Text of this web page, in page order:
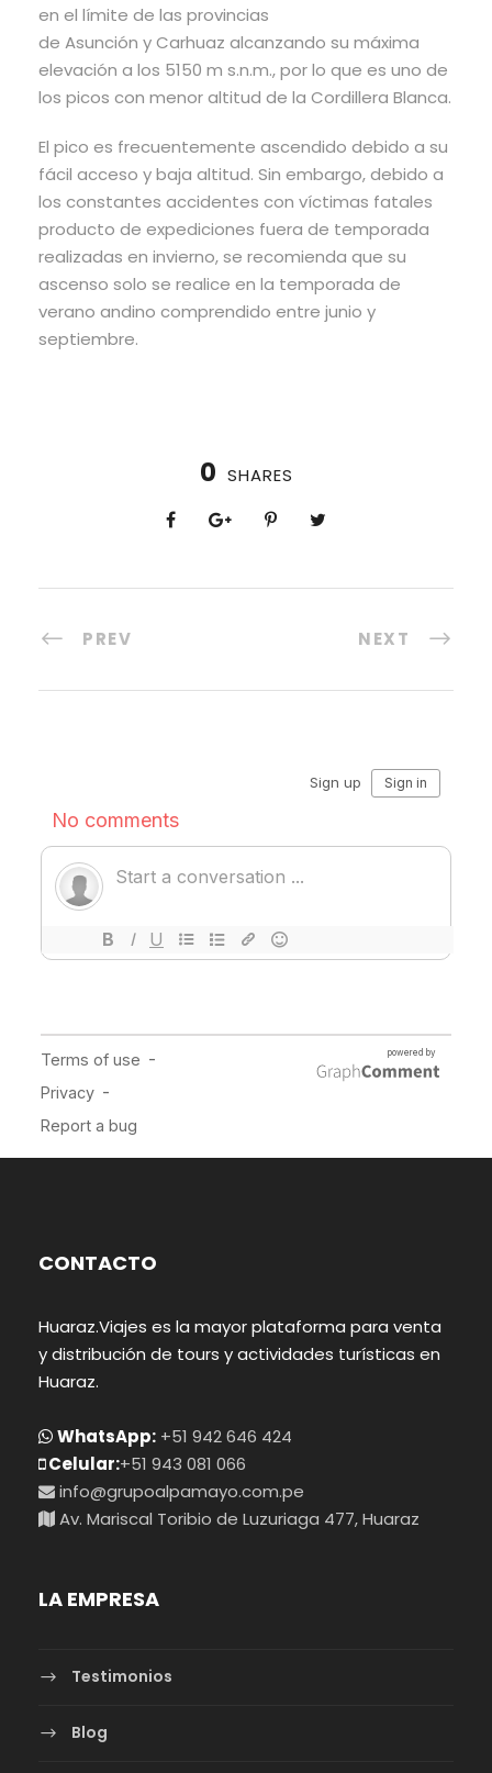
en el límite de las provincias
de Asunción y Carhuaz alcanzando su máxima
elevación a los 5150 m s.n.m., por lo que es uno de
los picos con menor altitud de la Cordillera Blanca.
El pico es frecuentemente ascendido debido a su
fácil acceso y baja altitud. Sin embargo, debido a
los constantes accidentes con víctimas fatales
producto de expediciones fuera de temporada
realizadas en invierno,se recomienda que su
ascenso solo se realice en la temporada de
verano andino comprendido entre junio y
septiembre.
0 SHARES
PREV NEXT
CONTACTO
Huaraz.Viajes es la mayor plataforma para venta
y distribución de tours y actividades turísticas en
Huaraz.
WhatsApp: +51 942 646 424
Celular:+51 943 081 066
info@grupoalpamayo.com.pe
Av. Mariscal Toribio de Luzuriaga 477, Huaraz
LA EMPRESA
Testimonios
Blog